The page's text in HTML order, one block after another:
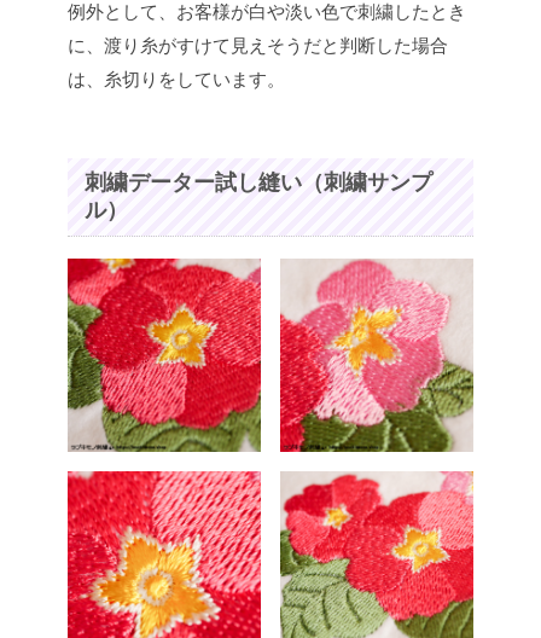
例外として、お客様が白や淡い色で刺繍したとき
に、渡り糸がすけて見えそうだと判断した場合
は、糸切りをしています。
刺繍データー試し縫い（刺繍サンプ
ル）